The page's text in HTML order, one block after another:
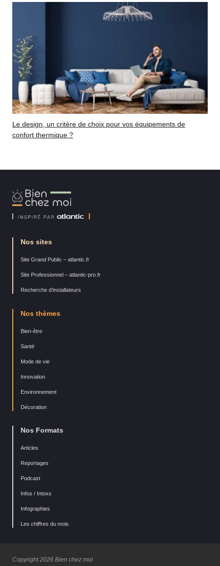
Le design, un critère de choix pour vos équipements de
confort thermique ?
Bien
Chez
Nos sites
Site Grand Public – atlantic.fr
Site Professionnel – atlantic-pro.fr
Recherche d’installateurs
Nos thèmes
Bien-être
Santé
Mode de vie
Innovation
Environnement
Décoration
Nos Formats
Articles
Reportages
Podcast
Infos / Intoxs
Infographies
Les chiffres du mois
Copyright 2026 Bien chez moi